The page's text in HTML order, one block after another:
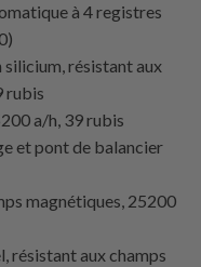
à 4 registres
silicium, résistant aux
rubis
a/h, 39 rubis
et pont de balancier
magnétiques, 25200
résistant aux champs